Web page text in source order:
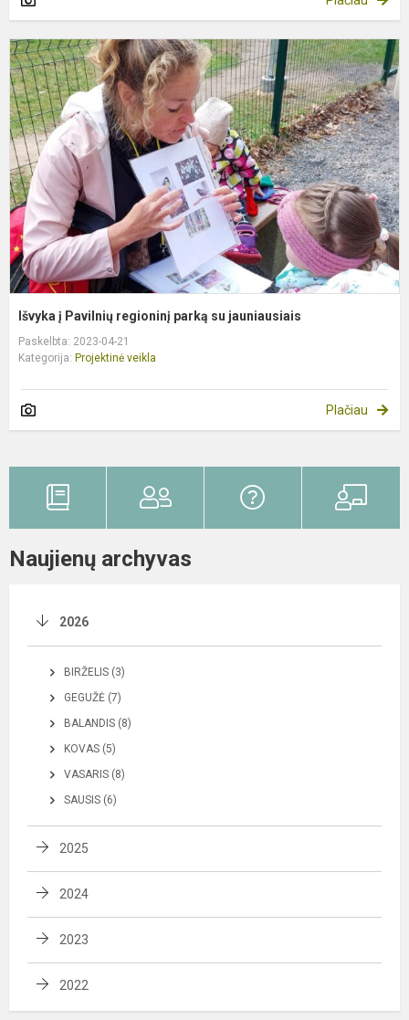
Išvyka į Pavilnių regioninį parką su jauniausiais
Paskelbta: 2023-04-21
Kategorija: Projektinė veikla
Plačiau
Naujienų archyvas
2026
BIRŽELIS (3)
GEGUŽĖ (7)
BALANDIS (8)
KOVAS (5)
VASARIS (8)
SAUSIS (6)
2025
2024
2023
2022